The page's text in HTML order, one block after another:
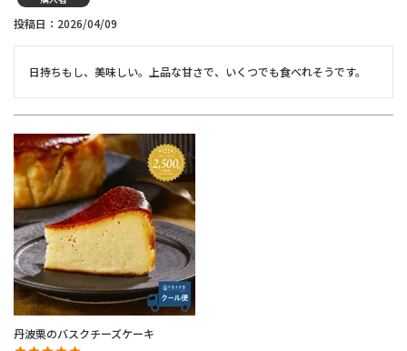
投稿日 2026/04/09
日持ちもし、美味しい。上品な甘さで、いくつでも食べれそうです。
丹波栗のバスクチーズケーキ